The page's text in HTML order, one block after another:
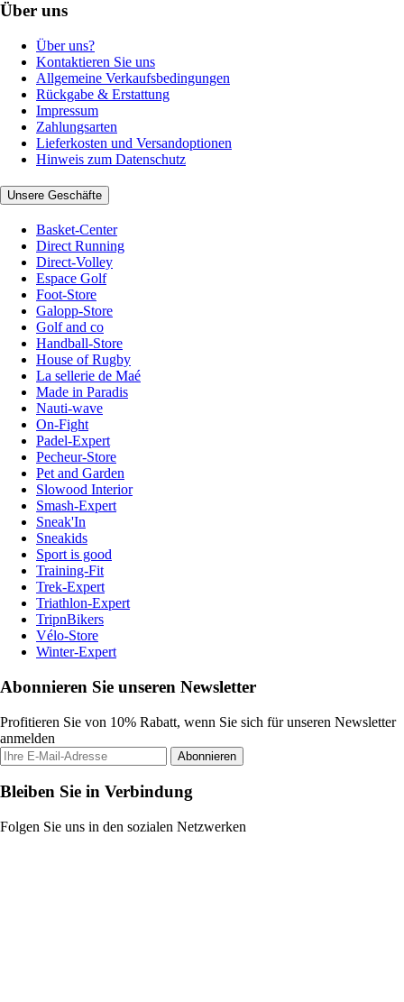
Über uns
Über uns?
Kontaktieren Sie uns
Allgemeine Verkaufsbedingungen
Rückgabe & Erstattung
Impressum
Zahlungsarten
Lieferkosten und Versandoptionen
Hinweis zum Datenschutz
Unsere Geschäfte
Basket-Center
Direct Running
Direct-Volley
Espace Golf
Foot-Store
Galopp-Store
Golf and co
Handball-Store
House of Rugby
La sellerie de Maé
Made in Paradis
Nauti-wave
On-Fight
Padel-Expert
Pecheur-Store
Pet and Garden
Slowood Interior
Smash-Expert
Sneak'In
Sneakids
Sport is good
Training-Fit
Trek-Expert
Triathlon-Expert
TripnBikers
Vélo-Store
Winter-Expert
Abonnieren Sie unseren Newsletter
Profitieren Sie von 10% Rabatt, wenn Sie sich für unseren Newsletter
anmelden
Abonnieren
Bleiben Sie in Verbindung
Folgen Sie uns in den sozialen Netzwerken